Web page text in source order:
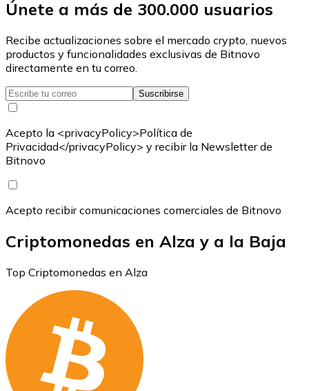
Únete a más de 300.000 usuarios
Recibe actualizaciones sobre el mercado crypto, nuevos
productos y funcionalidades exclusivas de Bitnovo
directamente en tu correo.
Suscribirse
Acepto la <privacyPolicy>Política de
Privacidad</privacyPolicy> y recibir la Newsletter de
Bitnovo
Acepto recibir comunicaciones comerciales de Bitnovo
Criptomonedas en Alza y a la Baja
Top Criptomonedas en Alza